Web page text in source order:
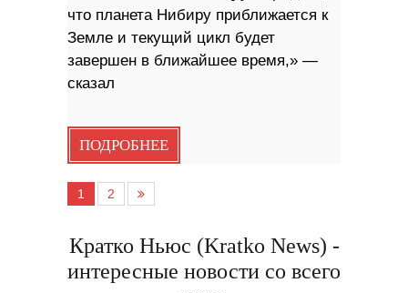
что планета Нибиру приближается к
Земле и текущий цикл будет
завершен в ближайшее время,» —
сказал
ПОДРОБНЕЕ
1 2
Кратко Ньюс (Kratko News) -
интересные новости со всего